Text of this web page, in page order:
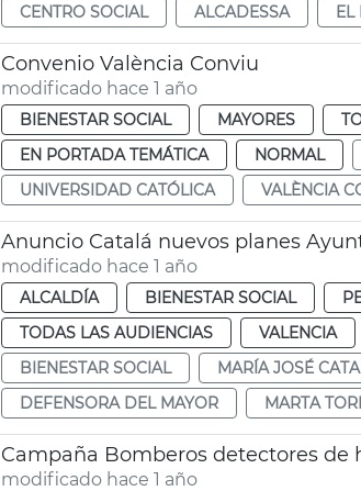
CENTRO SOCIAL
ALCADESSA EL
Convenio València Conviu
modificado hace 1 año
BIENESTAR SOCIAL MAYORES
EN PORTADA TEMÁTICA
NORMAL
UNIVERSIDAD CATÓLICA
VALÈNCIA
Anuncio Catalá nuevos planes
modificado hace 1 año
ALCALDÍA BIENESTAR SOCIAL
TODAS LAS AUDIENCIAS
VALENCIA
BIENESTAR SOCIAL
MARÍA JOSÉ
DEFENSORA DEL MAYOR
MARTA
Campaña Bomberos detectores de
modificado hace 1 año